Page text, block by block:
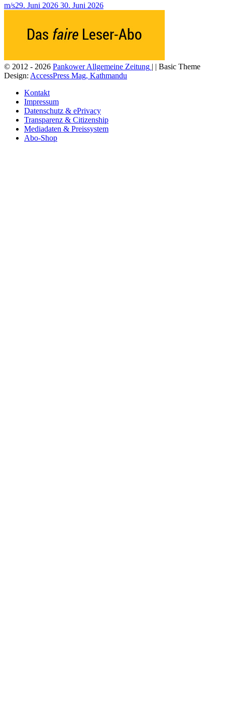
m/s29. Juni 2026 30. Juni 2026
© 2012 - 2026 Pankower Allgemeine Zeitung | | Basic Theme
Design: AccessPress Mag, Kathmandu
Kontakt
Impressum
Datenschutz & ePrivacy
Transparenz & Citizenship
Mediadaten & Preissystem
Abo-Shop